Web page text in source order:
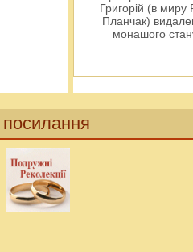
Григорій (в миру
Планчак)
монашого
посилання